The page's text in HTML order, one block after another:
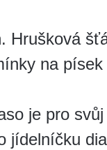
Hrušková
na
je pro
jídelníčku